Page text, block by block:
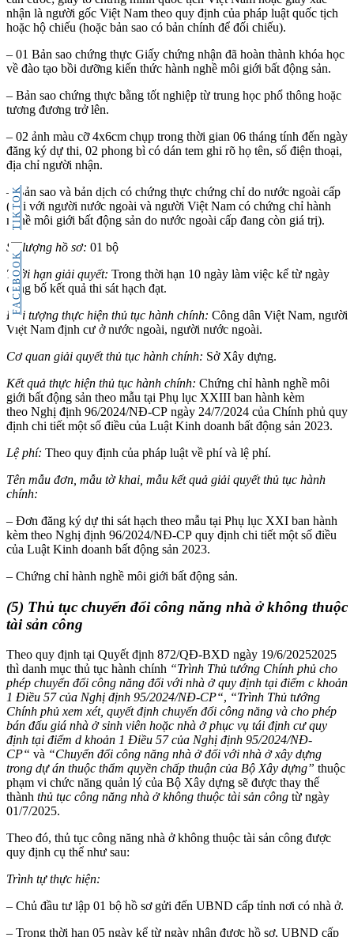
FACEBOOK
TIKTOK
nhận là người gốc Việt Nam theo quy định của pháp luật quốc tịch
hoặc hộ chiếu (hoặc bản sao có bản chính để đối chiếu).
– 01 Bản sao chứng thực Giấy chứng nhận đã hoàn thành khóa học
về đào tạo bồi dưỡng kiến thức hành nghề môi giới bất động sản.
– Bản sao chứng thực bằng tốt nghiệp từ trung học phổ thông hoặc
tương đương trở lên.
– 02 ảnh màu cỡ 4x6cm chụp trong thời gian 06 tháng tính đến ngày
đăng ký dự thi, 02 phong bì có dán tem ghi rõ họ tên, số điện thoại,
địa chỉ người nhận.
– Bản sao và bản dịch có chứng thực chứng chỉ do nước ngoài cấp
(đối với người nước ngoài và người Việt Nam có chứng chỉ hành
nghề môi giới bất động sản do nước ngoài cấp đang còn giá trị).
Số lượng hồ sơ: 01 bộ
Thời hạn giải quyết: Trong thời hạn 10 ngày làm việc kể từ ngày
công bố kết quả thi sát hạch đạt.
Đối tượng thực hiện thủ tục hành chính: Công dân Việt Nam, người
Việt Nam định cư ở nước ngoài, người nước ngoài.
Cơ quan giải quyết thủ tục hành chính: Sở Xây dựng.
Kết quả thực hiện thủ tục hành chính: Chứng chỉ hành nghề môi
giới bất động sản theo mẫu tại Phụ lục XXIII ban hành kèm
theo Nghị định 96/2024/NĐ-CP ngày 24/7/2024 của Chính phủ quy
định chi tiết một số điều của Luật Kinh doanh bất động sản 2023.
Lệ phí: Theo quy định của pháp luật về phí và lệ phí.
Tên mẫu đơn, mẫu tờ khai, mẫu kết quả giải quyết thủ tục hành
chính:
– Đơn đăng ký dự thi sát hạch theo mẫu tại Phụ lục XXI ban hành
kèm theo Nghị định 96/2024/NĐ-CP quy định chi tiết một số điều
của Luật Kinh doanh bất động sản 2023.
– Chứng chỉ hành nghề môi giới bất động sản.
(5) Thủ tục chuyển đổi công năng nhà ở không thuộc
tài sản công
Theo quy định tại Quyết định 872/QĐ-BXD ngày 19/6/20252025
thì danh mục thủ tục hành chính “Trình Thủ tướng Chính phủ cho
phép chuyển đổi công năng đối với nhà ở quy định tại điểm c khoản
1 Điều 57 của Nghị định 95/2024/NĐ-CP“, “Trình Thủ tướng
Chính phủ xem xét, quyết định chuyển đổi công năng và cho phép
bán đấu giá nhà ở sinh viên hoặc nhà ở phục vụ tái định cư quy
định tại điểm d khoản 1 Điều 57 của Nghị định 95/2024/NĐ-
CP“ và “Chuyển đổi công năng nhà ở đối với nhà ở xây dựng
trong dự án thuộc thẩm quyền chấp thuận của Bộ Xây dựng” thuộc
phạm vi chức năng quản lý của Bộ Xây dựng sẽ được thay thế
thành thủ tục công năng nhà ở không thuộc tài sản công từ ngày
01/7/2025.
Theo đó, thủ tục công năng nhà ở không thuộc tài sản công được
quy định cụ thể như sau:
Trình tự thực hiện:
– Chủ đầu tư lập 01 bộ hồ sơ gửi đến UBND cấp tỉnh nơi có nhà ở.
– Trong thời hạn 05 ngày kể từ ngày nhận được hồ sơ, UBND cấp